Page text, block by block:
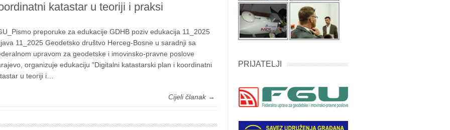
katastar u teoriji i praksi
preporuke za edukacije GDHB poziv edukacija 11_2025
11_2025 Geodetsko društvo Herceg-Bosne u saradnji sa
upravom za geodetske i imovinsko-pravne poslove
organizuje edukaciju "Digitalni katastarski plan i koordinatni
u teoriji i…
Cijeli članak →
PRIJATELJI